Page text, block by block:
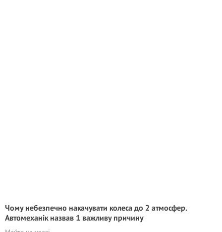
Чому небезпечно накачувати колеса до 2 атмосфер.
Автомеханік назвав 1 важливу причину